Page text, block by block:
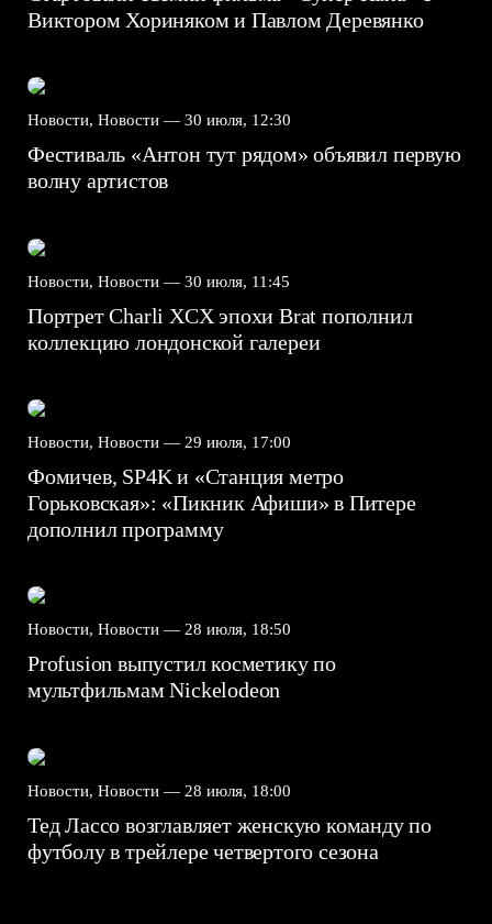
Виктором Хориняком и Павлом Деревянко
Новости, Новости — 30 июля, 12:30
Фестиваль «Антон тут рядом» объявил первую
волну артистов
Новости, Новости — 30 июля, 11:45
Портрет Charli XCX эпохи Brat пополнил
коллекцию лондонской галереи
Новости, Новости — 29 июля, 17:00
Фомичев, SP4K и «Станция метро
Горьковская»: «Пикник Афиши» в Питере
дополнил программу
Новости, Новости — 28 июля, 18:50
Profusion выпустил косметику по
мультфильмам Nickelodeon
Новости, Новости — 28 июля, 18:00
Тед Лассо возглавляет женскую команду по
футболу в трейлере четвертого сезона